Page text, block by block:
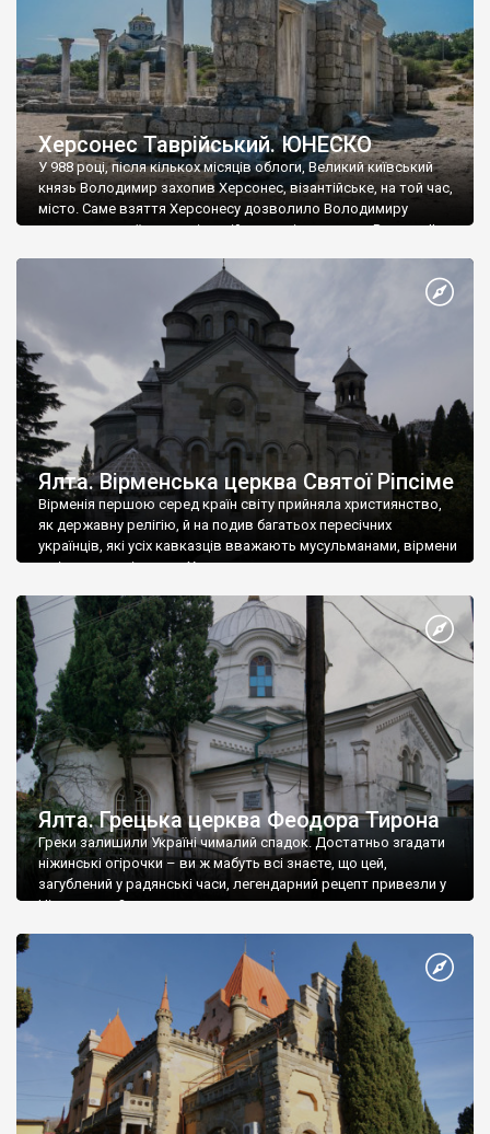
Херсонес Таврійський. ЮНЕСКО
У 988 році, після кількох місяців облоги, Великий київський
князь Володимир захопив Херсонес, візантійське, на той час,
місто. Саме взяття Херсонесу дозволило Володимиру
диктувати свої умови візантійському імператору Василю ІІ, та
Херсонесі Володимир-язичник, став Василем-християнином.
А потім було Хрещення Русі. На честь Херсонесу Таврійського
Ялта. Вірменська церква Святої Ріпсіме
Вірменія першою серед країн світу прийняла християнство,
як державну релігію, й на подив багатьох пересічних
українців, які усіх кавказців вважають мусульманами, вірмени
є відданими вірянами Христа
Ялта. Грецька церква Феодора Тирона
Греки залишили Україні чималий спадок. Достатньо згадати
ніжинські огірочки – ви ж мабуть всі знаєте, що цей,
загублений у радянські часи, легендарний рецепт привезли у
Ніжин греки?